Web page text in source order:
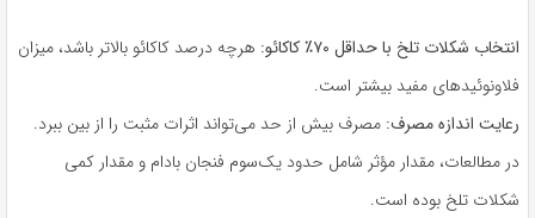
انتخاب شکلات تلخ با حداقل ۷۰٪ کاکائو:
هرچه درصد کاکائو بالاتر باشد، میزان
فلاونوئیدهای مفید بیشتر است.
رعایت اندازه مصرف: مصرف بیش از حد می‌تواند اثرات مثبت را از بین ببرد.
در مطالعات، مقدار مؤثر شامل حدود یک‌سوم فنجان بادام و مقدار کمی
شکلات تلخ بوده است.